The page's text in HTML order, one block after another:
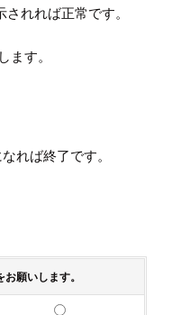
れれば正常です。
ます。
れば終了です。
願いします。